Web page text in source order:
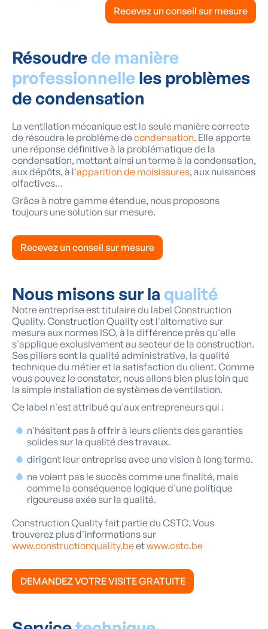
Recevez un conseil sur mesure
Résoudre de manière
professionnelle les problèmes
de condensation
La ventilation mécanique est la seule manière correcte
de résoudre le problème decondensation. Elle apporte
une réponse définitive à la problématique de la
condensation, mettant ainsi un terme à la condensation,
aux dépôts, à l'apparition de moisissures, aux nuisances
olfactives…
Grâce à notre gamme étendue, nous proposons
toujours une solution sur mesure.
Recevez un conseil sur mesure
Nous misons sur la qualité
Notre entreprise est titulaire du label Construction
Quality. Construction Quality est l'alternative sur
mesure aux normes ISO, à la différence près qu'elle
s'applique exclusivement au secteur de la construction.
Ses piliers sont la qualité administrative, la qualité
technique du métier et la satisfaction du client. Comme
vous pouvez le constater, nous allons bien plus loin que
la simple installation de systèmes de ventilation.
Ce label n'est attribué qu'aux entrepreneurs qui :
n'hésitent pas à offrir à leurs clients des garanties
solides sur la qualité des travaux.
dirigent leur entreprise avec une vision à long terme.
ne voient pas le succès comme une finalité, mais
comme la conséquence logique d'une politique
rigoureuse axée sur la qualité.
Construction Quality fait partie du CSTC. Vous
trouverez plus d'informations sur
www.constructionquality.beetwww.cstc.be
DEMANDEZ VOTRE VISITE GRATUITE